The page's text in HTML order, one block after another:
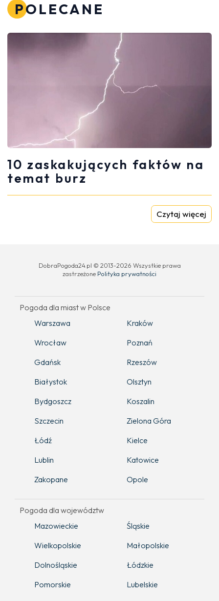
POLECANE
10 zaskakujących faktów na
temat burz
Czytaj więcej
DobraPogoda24.pl © 2013-2026 Wszystkie prawa
zastrzeżone Polityka prywatności
Pogoda dla miast w Polsce
Warszawa
Kraków
Wrocław
Poznań
Gdańsk
Rzeszów
Białystok
Olsztyn
Bydgoszcz
Koszalin
Szczecin
Zielona Góra
Łódź
Kielce
Lublin
Katowice
Zakopane
Opole
Pogoda dla województw
Mazowieckie
Śląskie
Wielkopolskie
Małopolskie
Dolnośląskie
Łódzkie
Pomorskie
Lubelskie